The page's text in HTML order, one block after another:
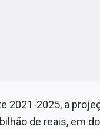
2021-2025, a
de reais, em